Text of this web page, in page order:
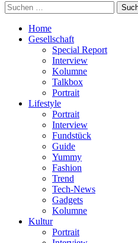
Suchen
nach:
Home
Gesellschaft
Special Report
Interview
Kolumne
Talkbox
Portrait
Lifestyle
Portrait
Interview
Fundstück
Guide
Yummy
Fashion
Trend
Tech-News
Gadgets
Kolumne
Kultur
Portrait